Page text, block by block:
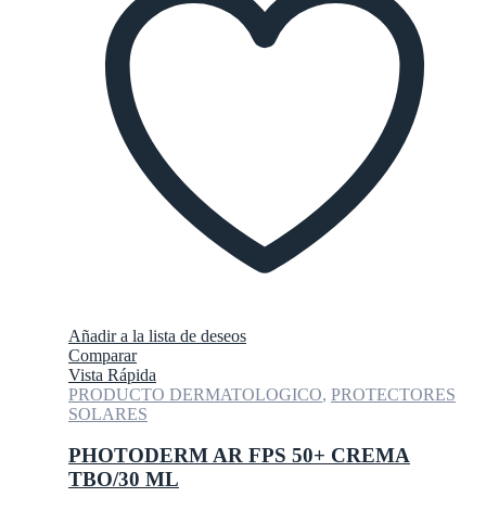
Añadir a la lista de deseos
Comparar
Vista Rápida
PRODUCTO DERMATOLOGICO, PROTECTORES
SOLARES
PHOTODERM AR FPS 50+ CREMA
TBO/30 ML